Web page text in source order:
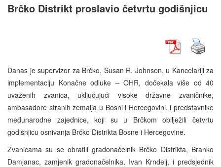
Brčko Distrikt proslavio četvrtu godišnjicu
Danas je supervizor za Brčko, Susan R. Johnson, u Kancelariji za
implementaciju Konačne odluke – OHR, dočekala više od 40
uvaženih zvanica, uključujući visoke državne zvaničnike,
ambasadore stranih zemalja u Bosni i Hercegovini, i predstavnike
međunarodne zajednice, koji su u Brčkom obilježili četvrtu
godišnjicu osnivanja Brčko Distrikta Bosne i Hercegovine.
Zvanicama su se obratili gradonačelnik Brčko Distrikta, Branko
Damjanac, zamjenik gradonačelnika, Ivan Krndelj, i predsjednik